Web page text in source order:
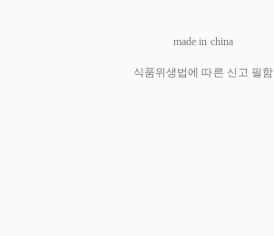
made in china
식품위생법에 따른 신고 필함